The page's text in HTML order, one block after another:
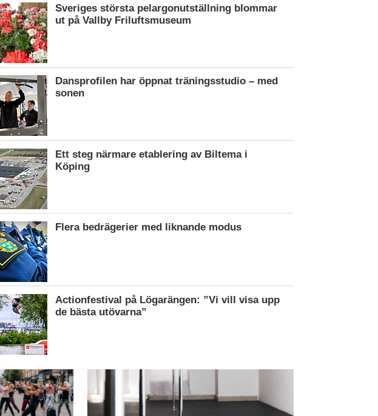
Sveriges största pelargonutställning blommar
ut på Vallby Friluftsmuseum
Dansprofilen har öppnat träningsstudio – med
sonen
Ett steg närmare etablering av Biltema i
Köping
Flera bedrägerier med liknande modus
Actionfestival på Lögarängen: ”Vi vill visa upp
de bästa utövarna”